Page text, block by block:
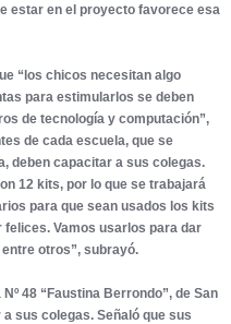
estar en el proyecto favorece esa
“los chicos necesitan algo
para estimularlos se deben
de tecnología y computación”,
de cada escuela, que se
deben capacitar a sus colegas.
12 kits, por lo que se trabajará
para que sean usados los kits
Vamos usarlos para dar
otros”, subrayó.
48 “Faustina Berrondo”, de San
sus colegas. Señaló que sus